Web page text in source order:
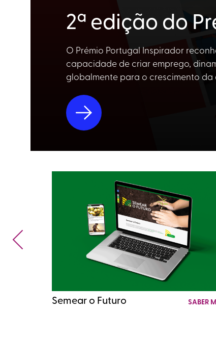
2ª edição do
O Prémio Portugal Inspirador
capacidade de criar emprego,
globalmente para o crescimento da
Semear o Futuro SABER